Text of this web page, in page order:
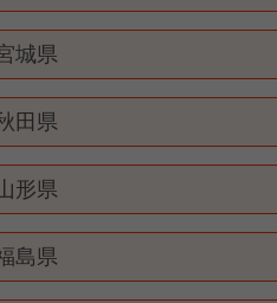
城県
田県
形県
島県